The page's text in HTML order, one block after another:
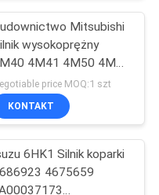
196
Mitsubishi
wysokoprężny
4M41 4M50 4M51
price MOQ:1 szt
KONTAKT
6HK1 Silnik koparki
4675659